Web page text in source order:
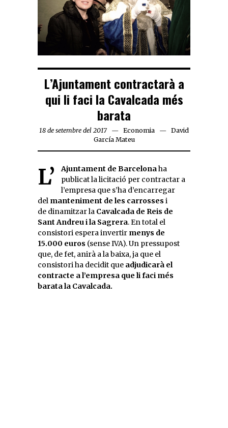
L’Ajuntament contractarà a
qui li faci la Cavalcada més
barata
18 de setembre del 2017 Economia
David
García Mateu
L’ Ajuntament de Barcelonaha
publicat la licitació per contractar a
l’empresa que s’ha d’encarregar
del manteniment de les carrosses i
de dinamitzar la Cavalcada de Reis de
Sant Andreu i la Sagrera. En total el
consistori espera invertir menys de
15.000 euros (sense IVA). Un pressupost
que, de fet, anirà a la baixa, ja que el
consistori ha decidit que adjudicarà el
contracte a l’empresa que li faci més
barata la Cavalcada.